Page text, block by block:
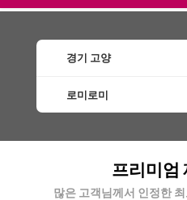
경기 고양
로미로미
프리미엄
많은 고객님께서 인정한